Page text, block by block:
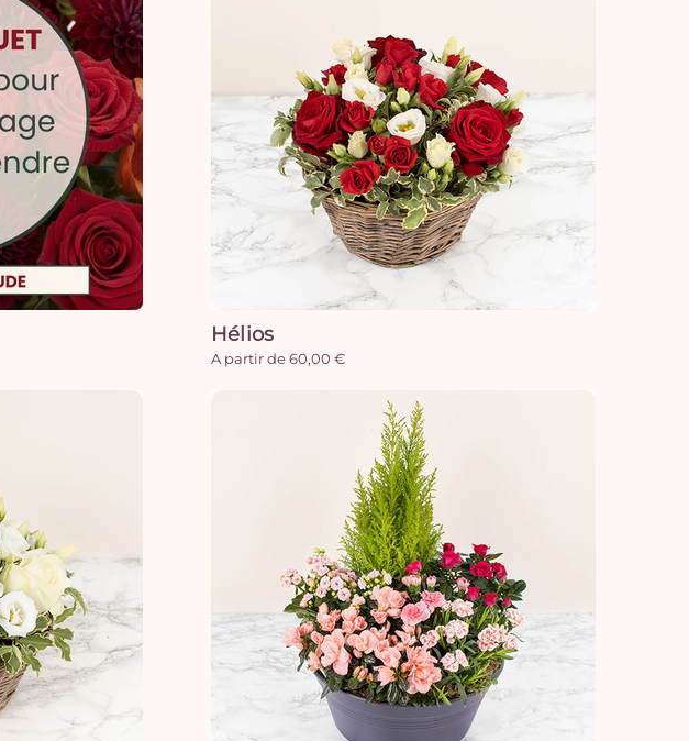
Hélios
A partir de 60,00 €